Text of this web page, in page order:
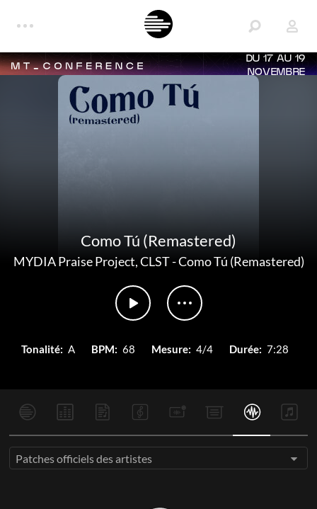
DU 17 AU 19
NOVEMBRE
Como Tú (Remastered)
MYDIA Praise Project,CLST-Como Tú (Remastered)
Tonalité: A BPM: 68 Mesure: 4/4 Durée: 7:28
Patches officiels des artistes